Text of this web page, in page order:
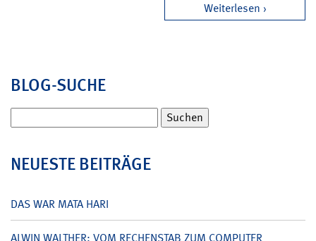
Weiterlesen
BLOG-SUCHE
nach:
NEUESTE BEITRÄGE
DAS WAR MATA HARI
ALWIN WALTHER: VOM RECHENSTAB ZUM COMPUTER